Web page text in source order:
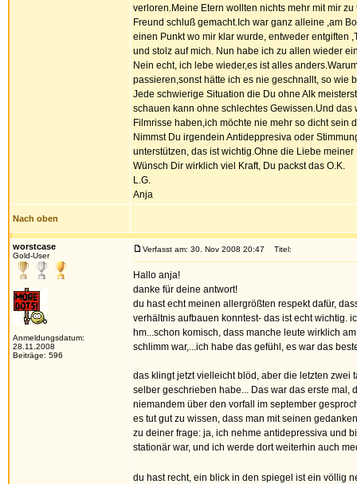
verloren.Meine Etern wollten nichts mehr mit mir
Freund schluß gemacht.Ich war ganz alleine ,am
einen Punkt wo mir klar wurde, entweder entgiften
und stolz auf mich. Nun habe ich zu allen wieder
Nein echt, ich lebe wieder,es ist alles
passieren,sonst hätte ich es nie geschnallt, so wie
Jede schwierige Situation die Du ohne Alk
schauen kann ohne schlechtes Gewissen.Und
Filmrisse haben,ich möchte nie mehr so dicht sein
Nimmst Du irgendein Antideppresiva oder
unterstützen, das ist wichtig.Ohne die Liebe
Wünsch Dir wirklich viel Kraft, Du packst das O.K.
L.G.
Anja
Nach oben
worstcase
Gold-User
Anmeldungsdatum:
28.11.2008
Beiträge: 596
Verfasst am: 30. Nov 2008 20:47 Titel:
Hallo anja!
danke für deine antwort!
du hast echt meinen allergrößten respekt dafür,
verhältnis aufbauen konntest- das ist echt wichtig.
hm...schon komisch, dass manche leute wirklich
schlimm war,...ich habe das gefühl, es war das
das klingt jetzt vielleicht blöd, aber die letzten zwei
selber geschrieben habe... Das war das erste
niemandem über den vorfall im september
es tut gut zu wissen, dass man mit seinen
zu deiner frage: ja, ich nehme antidepressiva und
stationär war, und ich werde dort weiterhin auch
du hast recht, ein blick in den spiegel ist ein völlig